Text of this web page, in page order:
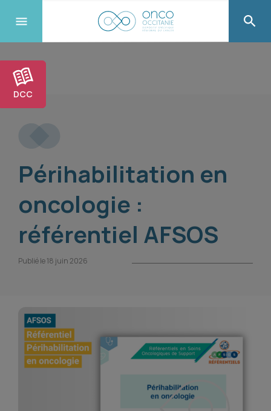
DCC
Périhabilitation en
oncologie :
référentiel AFSOS
Publié le 18 juin 2026